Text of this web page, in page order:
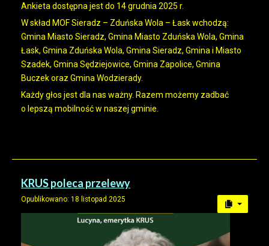
Ankieta dostępna jest do 14 grudnia 2025 r.
W skład MOF Sieradz – Zduńska Wola – Łask wchodzą:
Gmina Miasto Sieradz, Gmina Miasto Zduńska Wola, Gmina
Łask, Gmina Zduńska Wola, Gmina Sieradz, Gmina i Miasto
Szadek, Gmina Sędziejowice, Gmina Zapolice, Gmina
Buczek oraz Gmina Wodzierady.
Każdy głos jest dla nas ważny. Razem możemy zadbać
o lepszą mobilność w naszej gminie.
KRUS poleca przelewy
Opublikowano: 18 listopad 2025